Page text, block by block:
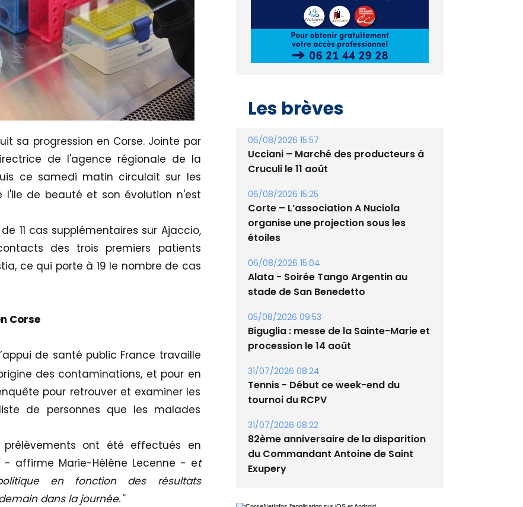
sa progression en Corse. Jointe par
de l'agence régionale de la
ce samedi matin circulait sur les
l'ile de beauté et son évolution n'est
11 cas supplémentaires sur Ajaccio,
des trois premiers patients
ce qui porte à 19 le nombre de cas
Corse
de santé public France travaille
des contaminations, et pour en
pour retrouver et examiner les
de personnes que les malades
ont été effectués en
- affirme Marie-Hélène Lecenne - et
en fonction des résultats
dans la journée."
Les brèves
06/08/2026 15:57
Ucciani – Marché des producteurs à
Cruculi le 11 août
06/08/2026 15:25
Corte – L’association A Nuciola
organise une projection sous les
étoiles
06/08/2026 15:04
Alata - Soirée Tango Argentin au
stade de San Benedetto
05/08/2026 09:53
Biguglia : messe de la Sainte-Marie et
procession le 14 août
31/07/2026 08:24
Tennis - Début ce week-end du
tournoi du RCPV
31/07/2026 08:22
82ème anniversaire de la disparition
du Commandant Antoine de Saint
Exupery